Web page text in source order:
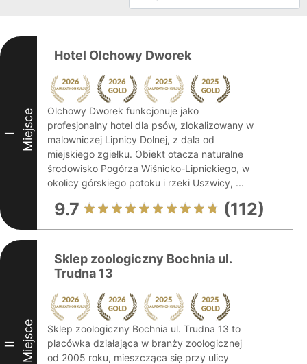
I Miejsce
Hotel Olchowy Dworek
Olchowy Dworek funkcjonuje jako
profesjonalny hotel dla psów, zlokalizowany w
malowniczej Lipnicy Dolnej, z dala od
miejskiego zgiełku. Obiekt otacza naturalne
środowisko Pogórza Wiśnicko-Lipnickiego, w
okolicy górskiego potoku i rzeki Uszwicy, ...
9.7 (112)
II Miejsce
Sklep zoologiczny Bochnia ul.
Trudna 13
Sklep zoologiczny Bochnia ul. Trudna 13 to
placówka działająca w branży zoologicznej
od 2005 roku, mieszcząca się przy ulicy